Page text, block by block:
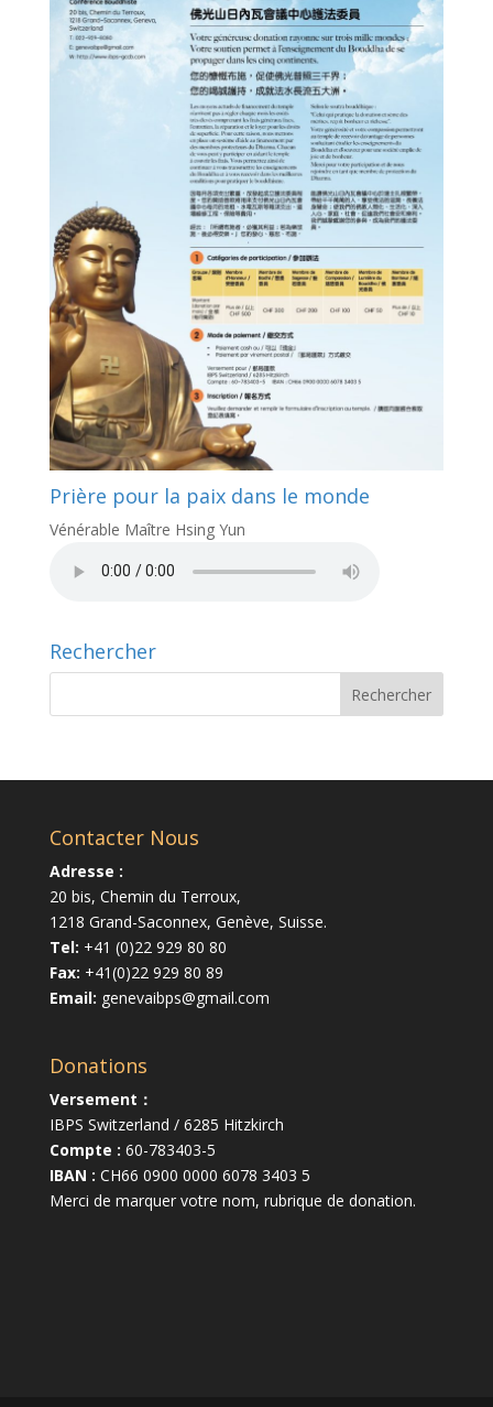
Prière pour la paix dans le monde
Vénérable Maître Hsing Yun
Rechercher
Contacter Nous
Adresse :
20 bis, Chemin du Terroux,
1218 Grand-Saconnex, Genève, Suisse.
Tel: +41 (0)22 929 80 80
Fax: +41(0)22 929 80 89
Email: genevaibps@gmail.com
Donations
Versement：
IBPS Switzerland / 6285 Hitzkirch
Compte : 60-783403-5
IBAN : CH66 0900 0000 6078 3403 5
Merci de marquer votre nom, rubrique de donation.